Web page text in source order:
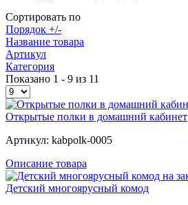
Сортировать по
Порядок +/-
Название товара
Артикул
Категория
Показано 1 - 9 из 11
Открытые полки в домашний кабинет
Артикул: kabpolk-0005
Описание товара
Детский многоярусный комод